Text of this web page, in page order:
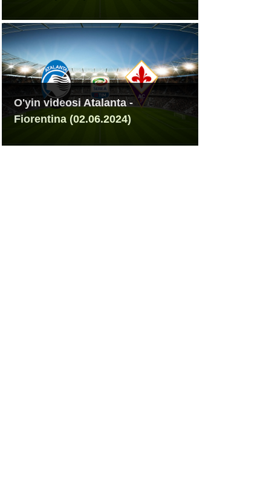
O'yin videosi Atalanta -
Fiorentina (02.06.2024)